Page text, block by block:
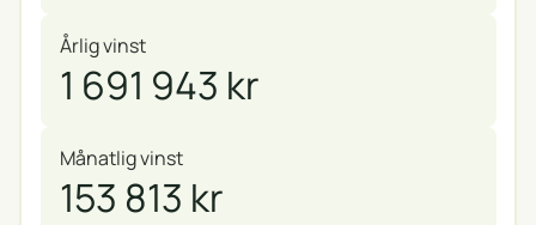
Årlig vinst
1 691 943 kr
Månatlig vinst
153 813 kr